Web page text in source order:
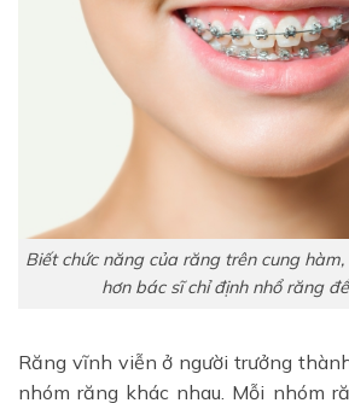
Biết chức năng của răng trên cung
hơn bác sĩ chỉ định nhổ răng
Răng vĩnh viễn ở người trưởng
nhóm răng khác nhau. Mỗi nhóm